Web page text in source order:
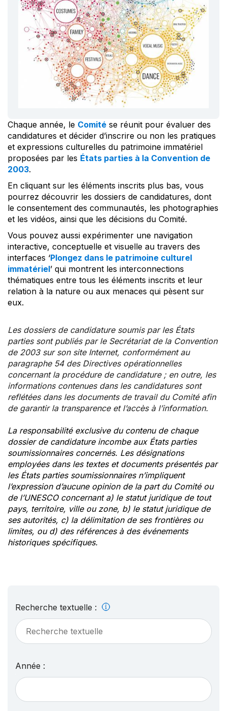
Chaque année, le Comité se réunit pour évaluer des
candidatures et décider d’inscrire ou non les pratiques
et expressions culturelles du patrimoine immatériel
proposées par les États parties à la Convention de
2003.
En cliquant sur les éléments inscrits plus bas, vous
pourrez découvrir les dossiers de candidatures, dont
le consentement des communautés, les photographies
et les vidéos, ainsi que les décisions du Comité.
Vous pouvez aussi expérimenter une navigation
interactive, conceptuelle et visuelle au travers des
interfaces ‘Plongez dans le patrimoine culturel
immatériel’ qui montrent les interconnections
thématiques entre tous les éléments inscrits et leur
relation à la nature ou aux menaces qui pèsent sur
eux.
Les dossiers de candidature soumis par les États
parties sont publiés par le Secrétariat de la Convention
de 2003 sur son site Internet, conformément au
paragraphe 54 des Directives opérationnelles
concernant la procédure de candidature ; en outre, les
informations contenues dans les candidatures sont
reflétées dans les documents de travail du Comité afin
de garantir la transparence et l’accès à l’information.
La responsabilité exclusive du contenu de chaque
dossier de candidature incombe aux États parties
soumissionnaires concernés. Les désignations
employées dans les textes et documents présentés par
les États parties soumissionnaires n’impliquent
l’expression d’aucune opinion de la part du Comité ou
de l’UNESCO concernant a) le statut juridique de tout
pays, territoire, ville ou zone, b) le statut juridique de
ses autorités, c) la délimitation de ses frontières ou
limites, ou d) des références à des événements
historiques spécifiques.
Recherche textuelle :
Année :